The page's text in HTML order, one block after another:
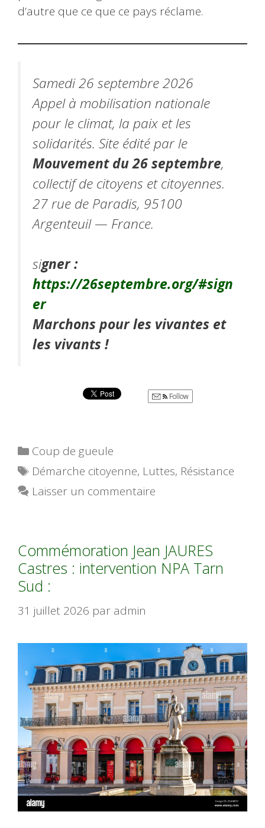
d’autre que ce que ce pays réclame.
Samedi 26 septembre 2026
Appel à mobilisation nationale
pour le climat, la paix et les
solidarités. Site édité par le
Mouvement du 26 septembre,
collectif de citoyens et citoyennes.
27 rue de Paradis, 95100
Argenteuil — France.
signer :
https://26septembre.org/#sign
er
Marchons pour les vivantes et
les vivants !
Follow
Catégories
Coup de gueule
Étiquettes
Démarche citoyenne, Luttes, Résistance
Laisser un commentaire
Commémoration Jean JAURES
Castres : intervention NPA Tarn
Sud :
31 juillet 2026 par admin